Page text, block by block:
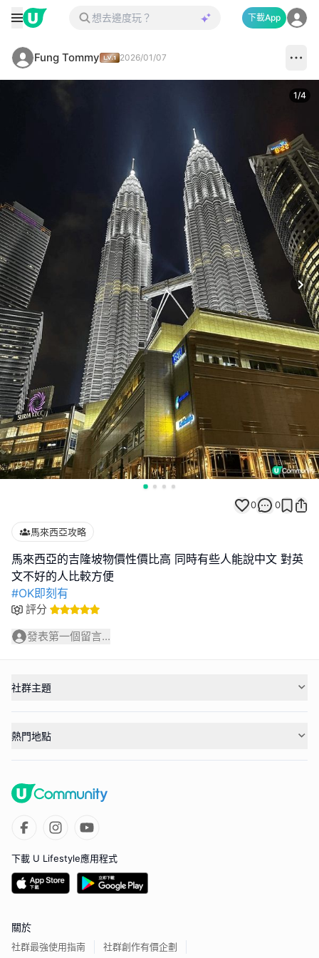
下載App
Fung Tommy 2026/01/07
1/4
0 0
馬來西亞攻略
馬來西亞的吉隆坡物價性價比高 同時有些人能說中文 對英
#OK即刻有
評分
發表第一個留言...
社群主題
熱門地點
下載 U Lifestyle應用程式
關於
社群最強使用指南 社群創作有價企劃